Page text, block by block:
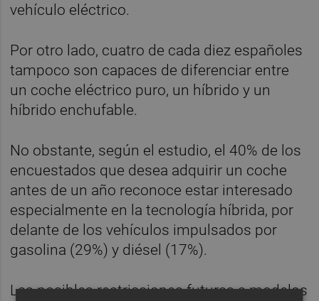
vehículo eléctrico.
Por otro lado, cuatro de cada diez españoles
tampoco son capaces de diferenciar entre
un coche eléctrico puro, un híbrido y un
híbrido enchufable.
No obstante, según el estudio, el 40% de los
encuestados que desea adquirir un coche
antes de un año reconoce estar interesado
especialmente en la tecnología híbrida, por
delante de los vehículos impulsados por
gasolina (29%) y diésel (17%).
Las posibles restricciones futuras a modelos